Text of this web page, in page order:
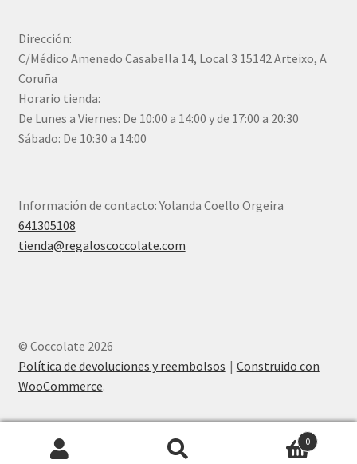
Dirección:
C/Médico Amenedo Casabella 14, Local 3 15142 Arteixo, A
Coruña
Horario tienda:
De Lunes a Viernes: De 10:00 a 14:00 y de 17:00 a 20:30
Sábado: De 10:30 a 14:00
Información de contacto: Yolanda Coello Orgeira
641305108
tienda@regaloscoccolate.com
© Coccolate 2026
Política de devoluciones y reembolsos
Construido con
WooCommerce.
0